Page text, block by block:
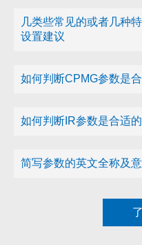
几类些常见的或者几种
设置建议
如何判断CPMG参数是
如何判断IR参数是合适的
简写参数的英文全称及